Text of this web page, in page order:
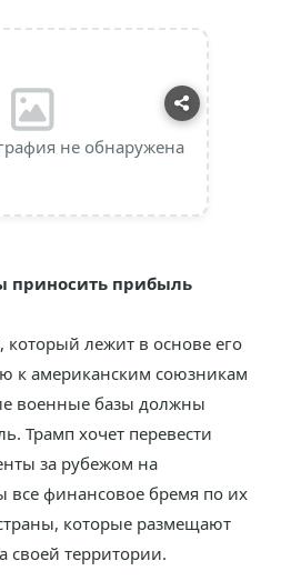
не обнаружена
приносить прибыль
который лежит в основе его
к американским союзникам
военные базы должны
Трамп хочет перевести
за рубежом на
все финансовое бремя по их
которые размещают
своей территории.